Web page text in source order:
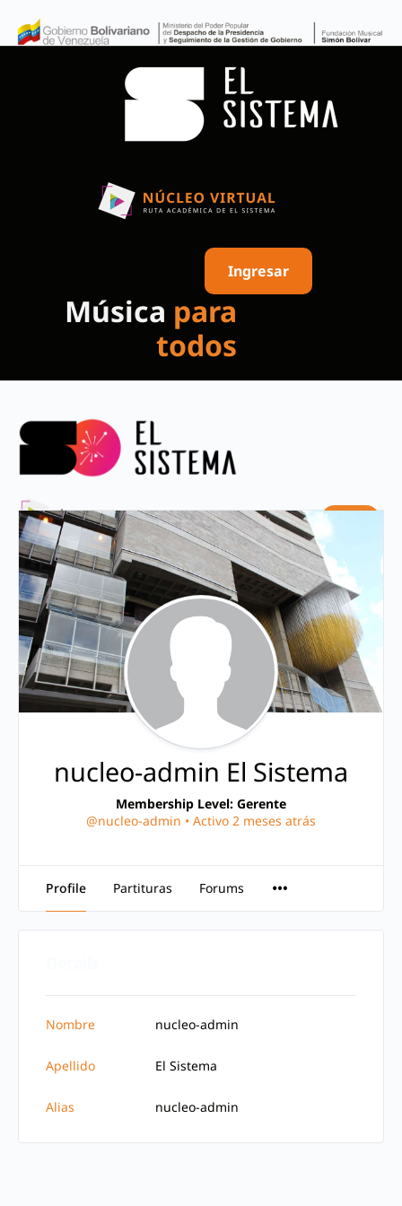
Ingresar
Música para
todos
Ingresar
nucleo-admin El Sistema
Membership Level: Gerente
@nucleo-admin • Activo 2 meses atrás
Profile Partituras Forums
Nombre nucleo-admin
Apellido El Sistema
Alias nucleo-admin